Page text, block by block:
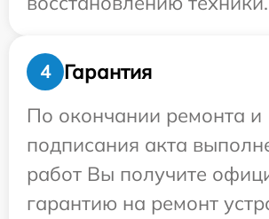
4
Гарантия
По окончании ремонта и
подписания акта
работ Вы получите
гарантию на ремонт